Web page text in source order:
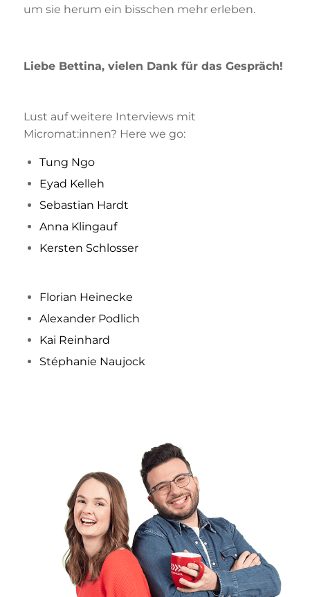
um sie herum ein bisschen mehr erleben.
Liebe Bettina, vielen Dank für das Gespräch!
Lust auf weitere Interviews mit
Micromat:innen? Here we go:
Tung Ngo
Eyad Kelleh
Sebastian Hardt
Anna Klingauf
Kersten Schlosser
Florian Heinecke
Alexander Podlich
Kai Reinhard
Stéphanie Naujock